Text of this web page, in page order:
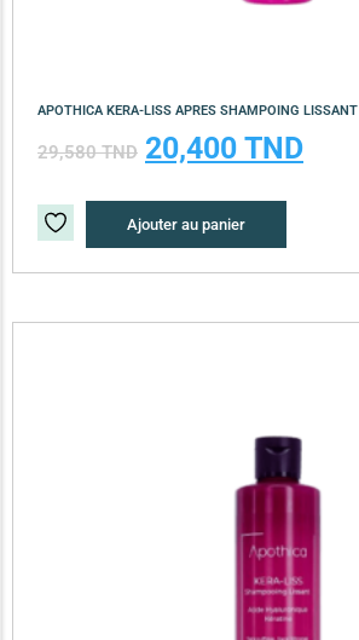
APOTHICA KERA-LISS APRES SHAMPOING LISSANT
29,580TND 20,400 TND
Ajouter au panier